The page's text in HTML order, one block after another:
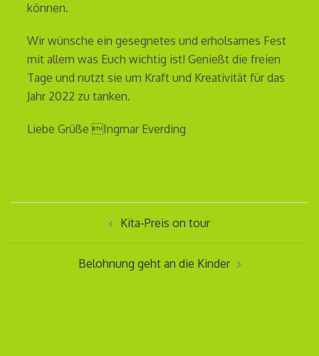
können.
Wir wünsche ein gesegnetes und erholsames Fest
mit allem was Euch wichtig ist! Genießt die freien
Tage und nutzt sie um Kraft und Kreativität für das
Jahr 2022 zu tanken.
Liebe Grüße Ingmar Everding
Kita-Preis on tour
Belohnung geht an die Kinder